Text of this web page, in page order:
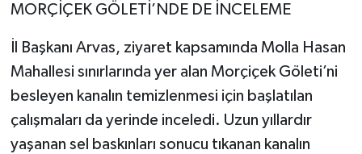
MORÇİÇEK GÖLETİ’NDE DE İNCELEME
İl Başkanı Arvas, ziyaret kapsamında Molla Hasan
Mahallesi sınırlarında yer alan Morçiçek Göleti’ni
besleyen kanalın temizlenmesi için başlatılan
çalışmaları da yerinde inceledi. Uzun yıllardır
yaşanan sel baskınları sonucu tıkanan kanalın